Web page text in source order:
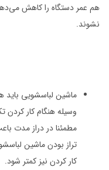
هم عمر دستگاه را کاهش
نشوند.
ماشین لباسشویی
وسیله هنگام کار کردن
مطمئنا در دراز مدت
تراز بودن ماشین
کار کردن نیز کمتر شود.